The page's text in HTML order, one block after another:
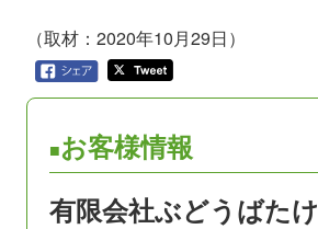
（取材：2020年10月29日）
お客様情報
有限会社ぶどうばたけ